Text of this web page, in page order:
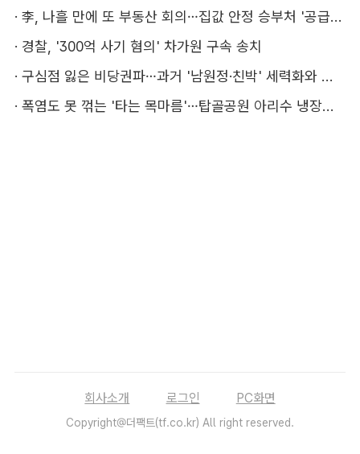
·
李, 나흘 만에 또 부동산 회의…집값 안정 승부처 '공급' 점검
· 경찰, '300억 사기 혐의' 차가원 구속 송치
·
구심점 잃은 비당권파…과거 '남원정·친박' 세력화와 다른 점은
·
폭염도 못 꺾는 '타는 목마름'…탑골공원 아리수 냉장고 가보니
회사소개 로그인 PC화면
Copyright@더팩트(tf.co.kr) All right reserved.